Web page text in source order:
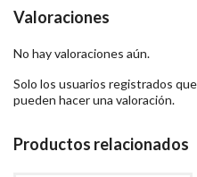
Valoraciones
No hay valoraciones aún.
Solo los usuarios registrados
pueden hacer una valoración.
Productos relacionados